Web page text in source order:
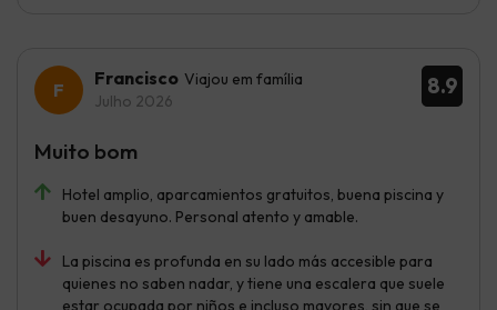
8.9
Francisco Viajou em família
Julho 2026
Hotel amplio, aparcamientos gratuitos, buena piscina y
buen desayuno. Personal atento y amable.
La piscina es profunda en su lado más accesible para
quienes no saben nadar, y tiene una escalera que suele
Muito bom